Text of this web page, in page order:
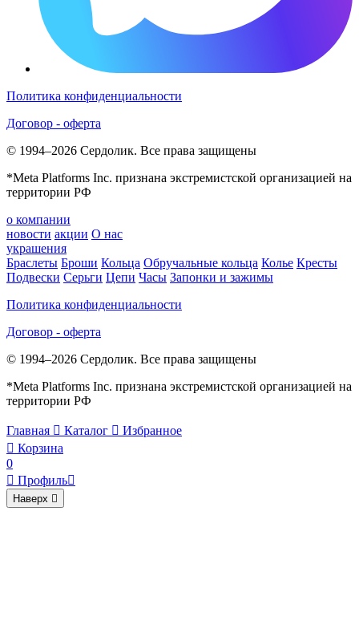
Политика конфиденциальности
Договор - оферта
© 1994–2026 Сердолик. Все права защищены
*Meta Platforms Inc. признана экстремистской организацией на
территории РФ
о компании
новости акции О нас
украшения
Браслеты Броши Кольца Обручальные кольца Колье Кресты
Подвески Серьги Цепи Часы Запонки и зажимы
Политика конфиденциальности
Договор - оферта
© 1994–2026 Сердолик. Все права защищены
*Meta Platforms Inc. признана экстремистской организацией на
территории РФ
Главная  Каталог  Избранное
 Корзина
0
 Профиль
Наверх 